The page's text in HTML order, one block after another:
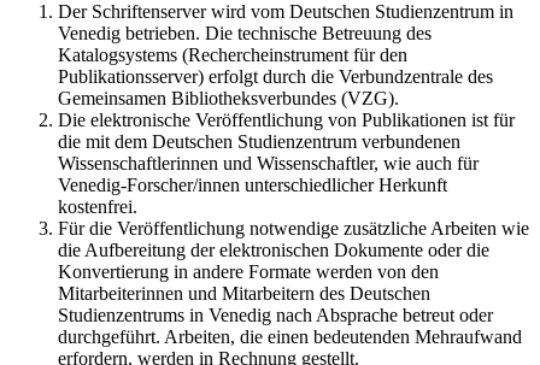
Der Schriftenserver wird vom Deutschen Studienzentrum in
Venedig betrieben. Die technische Betreuung des
Katalogsystems (Rechercheinstrument für den
Publikationsserver) erfolgt durch die Verbundzentrale des
Gemeinsamen Bibliotheksverbundes (VZG).
Die elektronische Veröffentlichung von Publikationen ist für
die mit dem Deutschen Studienzentrum verbundenen
Wissenschaftlerinnen und Wissenschaftler, wie auch für
Venedig-Forscher/innen unterschiedlicher Herkunft
kostenfrei.
Für die Veröffentlichung notwendige zusätzliche Arbeiten wie
die Aufbereitung der elektronischen Dokumente oder die
Konvertierung in andere Formate werden von den
Mitarbeiterinnen und Mitarbeitern des Deutschen
Studienzentrums in Venedig nach Absprache betreut oder
durchgeführt. Arbeiten, die einen bedeutenden Mehraufwand
erfordern, werden in Rechnung gestellt.